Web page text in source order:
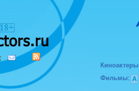
Киноактеры
Фильмы: А